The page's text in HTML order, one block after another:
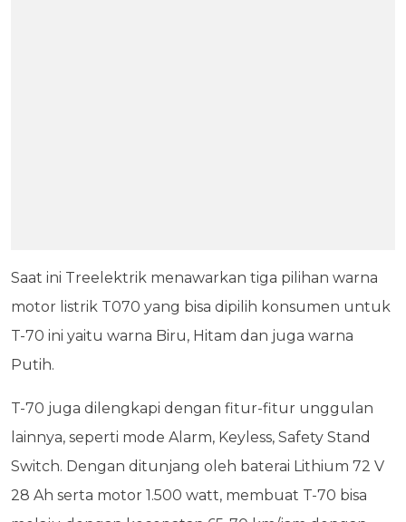
Saat ini Treelektrik menawarkan tiga pilihan warna
motor listrik T070 yang bisa dipilih konsumen untuk
T-70 ini yaitu warna Biru, Hitam dan juga warna
Putih.
T-70 juga dilengkapi dengan fitur-fitur unggulan
lainnya, seperti mode Alarm, Keyless, Safety Stand
Switch. Dengan ditunjang oleh baterai Lithium 72 V
28 Ah serta motor 1.500 watt, membuat T-70 bisa